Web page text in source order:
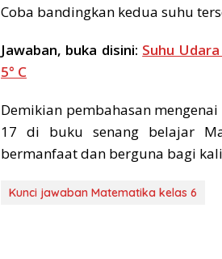
Coba bandingkan kedua suhu
Jawaban, buka disini: Suhu
5° C
Demikian pembahasan
17 di buku senang belajar
bermanfaat dan berguna bagi
Kunci jawaban Matematika kelas 6